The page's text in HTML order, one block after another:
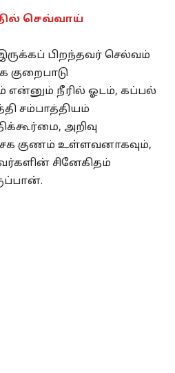
செவ்வாய்
பிறந்தவர் செல்வம்
நீரில் ஓடம், கப்பல்
சம்பாத்தியம்
அறிவு
குணம் உள்ளவனாகவும்,
சினேகிதம்